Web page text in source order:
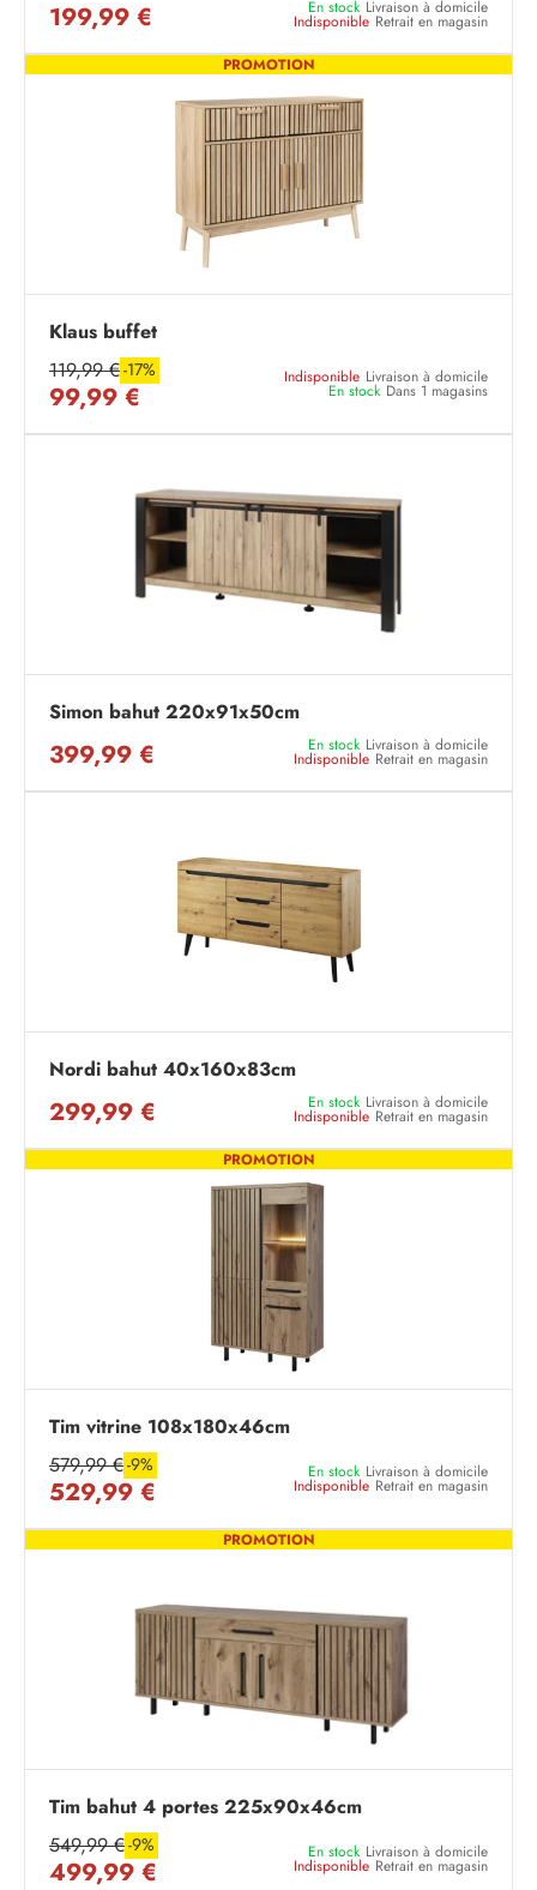
199,99 € En stock Livraison à domicile
Indisponible Retrait en magasin
PROMOTION
Klaus buffet
119,99 €-17%
99,99 €
Indisponible Livraison à domicile
En stock Dans 1 magasins
Simon bahut 220x91x50cm
399,99 € En stock Livraison à domicile
Indisponible Retrait en magasin
Nordi bahut 40x160x83cm
299,99 € En stock Livraison à domicile
Indisponible Retrait en magasin
PROMOTION
Tim vitrine 108x180x46cm
579,99 €-9%
529,99 €
En stock Livraison à domicile
Indisponible Retrait en magasin
PROMOTION
Tim bahut 4 portes 225x90x46cm
549,99 €-9%
499,99 €
En stock Livraison à domicile
Indisponible Retrait en magasin